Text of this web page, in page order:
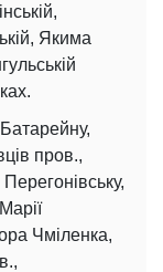
Якима
пров.,
Чміленка,